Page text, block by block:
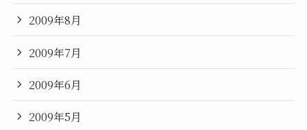
2009年8月
2009年7月
2009年6月
2009年5月